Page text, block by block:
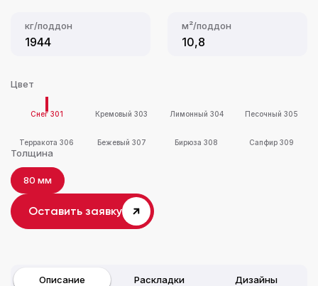
кг/поддон
1944
м²/поддон
10,8
Цвет
Снег 301 Кремовый 303 Лимонный 304 Песочный 305
Терракота 306 Бежевый 307 Бирюза 308 Сапфир 309
Толщина
80 мм
Оставить заявку
Описание Раскладки Дизайны